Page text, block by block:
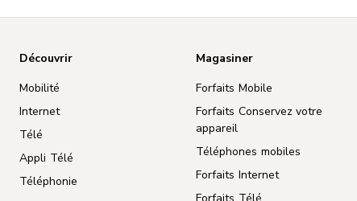
Découvrir
Mobilité
Internet
Télé
Appli Télé
Téléphonie
Magasiner
Forfaits Mobile
Forfaits Conservez votre
appareil
Téléphones mobiles
Forfaits Internet
Forfaits Télé